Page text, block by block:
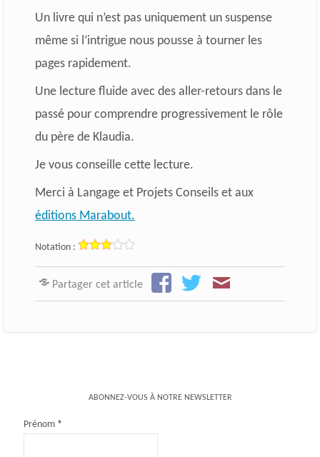
Un livre qui n’est pas uniquement un suspense
même si l’intrigue nous pousse à tourner les
pages rapidement.
Une lecture fluide avec des aller-retours dans le
passé pour comprendre progressivement le rôle
du père de Klaudia.
Je vous conseille cette lecture.
Merci à Langage et Projets Conseils et aux
éditions Marabout.
Notation :
Partager cet article
ABONNEZ-VOUS À NOTRE NEWSLETTER
Prénom *